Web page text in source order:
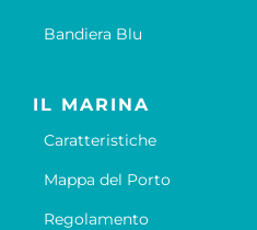
Bandiera Blu
IL MARINA
Caratteristiche
Mappa del Porto
Regolamento